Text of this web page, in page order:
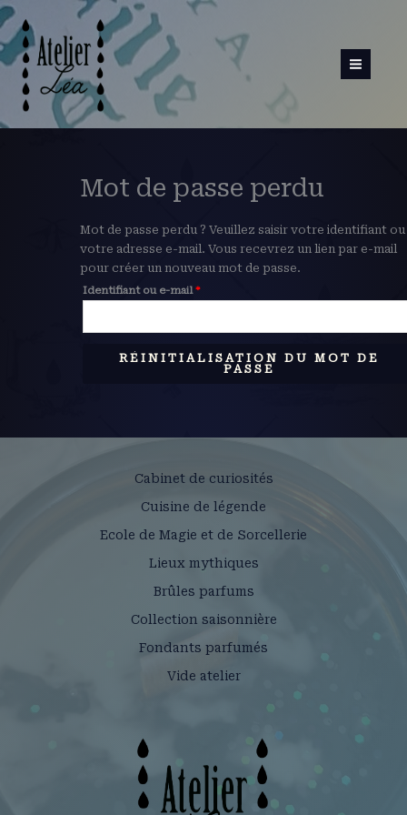
Aller
au
contenu
Mot de passe perdu
Mot de passe perdu ? Veuillez saisir votre identifiant ou
votre adresse e-mail. Vous recevrez un lien par e-mail
pour créer un nouveau mot de passe.
Identifiant ou e-mail *
Obligatoire
RÉINITIALISATION DU MOT DE
PASSE
Cabinet de curiosités
Cuisine de légende
Ecole de Magie et de Sorcellerie
Lieux mythiques
Brûles parfums
Collection saisonnière
Fondants parfumés
Vide atelier